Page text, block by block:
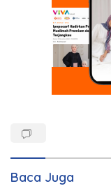
Baca Juga